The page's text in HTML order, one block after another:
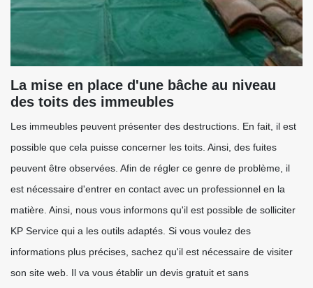
La mise en place d'une bâche au niveau
des toits des immeubles
Les immeubles peuvent présenter des destructions. En fait, il est
possible que cela puisse concerner les toits. Ainsi, des fuites
peuvent être observées. Afin de régler ce genre de problème, il
est nécessaire d'entrer en contact avec un professionnel en la
matière. Ainsi, nous vous informons qu'il est possible de solliciter
KP Service qui a les outils adaptés. Si vous voulez des
informations plus précises, sachez qu'il est nécessaire de visiter
son site web. Il va vous établir un devis gratuit et sans